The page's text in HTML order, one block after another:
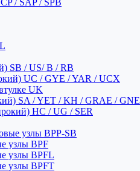
/ SAP / SPB
SB / US/ B / RB
UC / GYE / YAR / UCX
UK
SA / YET / KH / GRAE / GNE
HC / UG / SER
узлы BPP-SB
узлы BPF
узлы BPFL
узлы BPFT